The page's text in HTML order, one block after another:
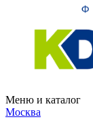
Меню и каталог
Москва